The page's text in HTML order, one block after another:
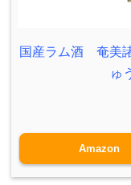
国産ラム酒 奄美
ゅ
Amazon